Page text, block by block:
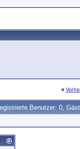
«
Benutzer: 0,